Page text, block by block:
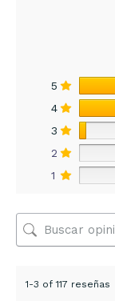
5
4
3
2
1
1-3 of 117 reseñas